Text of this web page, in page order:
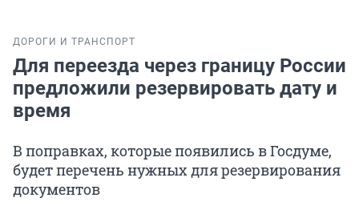
ДОРОГИ И ТРАНСПОРТ
Для переезда через границу России
предложили резервировать дату и
время
В поправках, которые появились в Госдуме,
будет перечень нужных для резервирования
документов